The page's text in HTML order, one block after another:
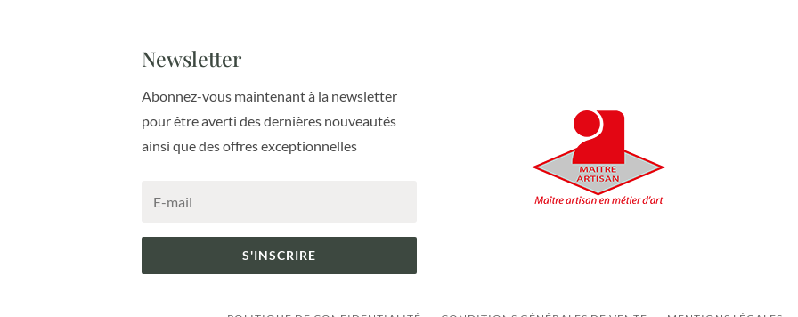
Newsletter
Abonnez-vous maintenant à la newsletter
pour être averti des dernières nouveautés
ainsi que des offres exceptionnelles
S'INSCRIRE